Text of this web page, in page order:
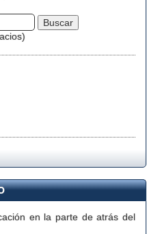
en la parte de atrás del